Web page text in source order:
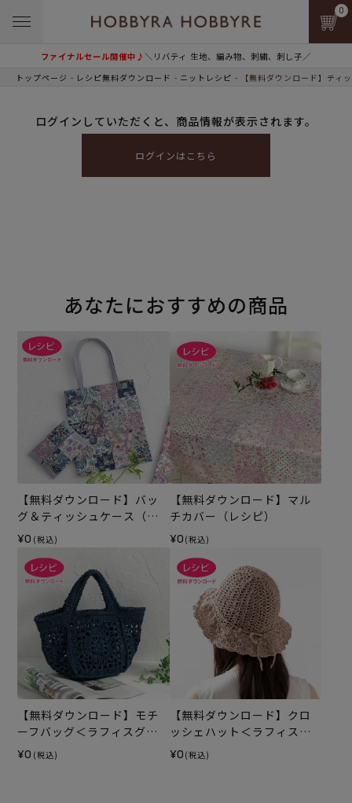
ファイナルセール開催中♪＼リバティ 生地、編み物、刺繍、刺し子／
0
トップページ レシピ無料ダウンロード ニットレシピ 【無料ダウンロード】ティ
ログインしていただくと、商品情報が表示されます。
ログインはこちら
あなたにおすすめの商品
【無料ダウンロード】バッ
グ＆ティッシュケース（レ
シピ）
¥0 (税込)
【無料ダウンロード】マル
チカバー（レシピ）
¥0 (税込)
【無料ダウンロード】モチ
ーフバッグ＜ラフィスグラ
ン＞（レシピ）
¥0 (税込)
【無料ダウンロード】クロ
ッシェハット＜ラフィスグ
ラン＞（レシピ）
¥0 (税込)